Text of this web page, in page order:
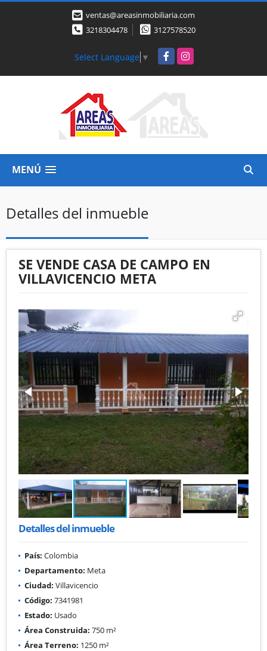
ventas@areasinmobiliaria.com
3218304478
3127578520
Select Language ▼ FacebookInstagram
MENÚ
Detalles del inmueble
SE VENDE CASA DE CAMPO EN
VILLAVICENCIO META
Detalles del inmueble
País: Colombia
Departamento: Meta
Ciudad: Villavicencio
Código: 7341981
Estado: Usado
Área Construida: 750 m²
Área Terreno: 1250 m²